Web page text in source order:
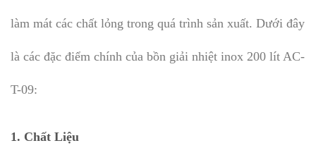
làm mát các chất lỏng trong quá trình sản xuất. Dưới đây
là các đặc điểm chính của bồn giải nhiệt inox 200 lít AC-
T-09:
1. Chất Liệu